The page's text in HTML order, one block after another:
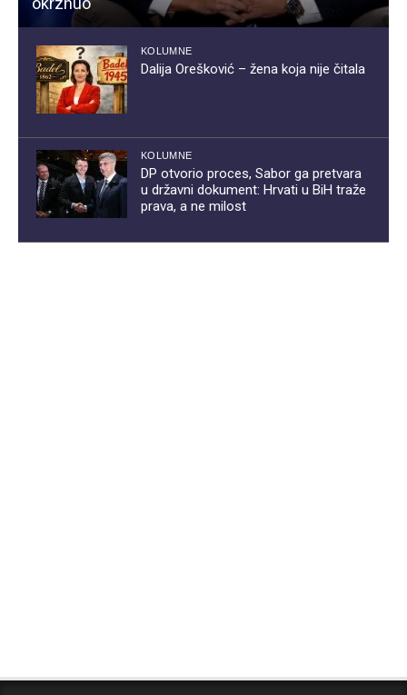
KOLUMNE
Dalija Orešković – žena koja nije čitala
KOLUMNE
DP otvorio proces, Sabor ga pretvara
u državni dokument: Hrvati u BiH traže
prava, a ne milost